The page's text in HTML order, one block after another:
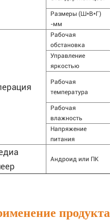
Размеры (Ш*В*Г)
-мм
Рабочая
обстановка
Управление
яркостью
Рабочая
температура
Рабочая
влажность
Напряжение
питания
Андроид или ПК
продукта